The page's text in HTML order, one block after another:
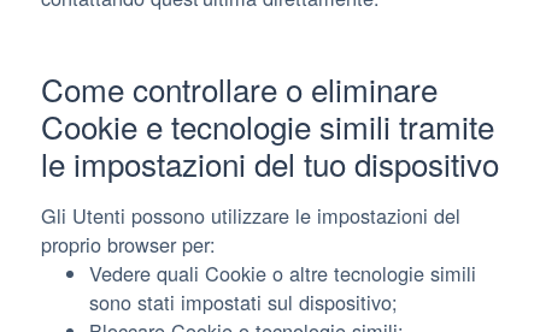
Come controllare o eliminare
Cookie e tecnologie simili tramite
le impostazioni del tuo dispositivo
Gli Utenti possono utilizzare le impostazioni del
proprio browser per:
Vedere quali Cookie o altre tecnologie simili
sono stati impostati sul dispositivo;